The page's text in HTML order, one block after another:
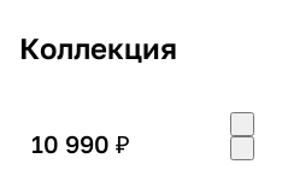
Коллекция
10 990 ₽